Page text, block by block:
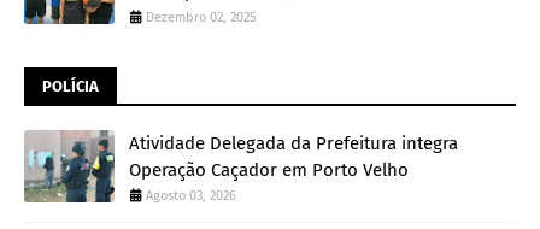
Dezembro 02, 2025
POLÍCIA
Atividade Delegada da Prefeitura integra
Operação Caçador em Porto Velho
Agosto 03, 2026